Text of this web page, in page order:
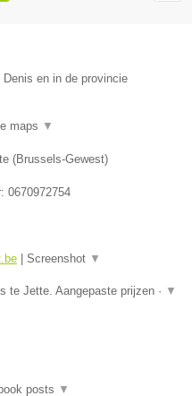
en in de provincie
maps ▼
(Brussels-Gewest)
0670972754
| Screenshot ▼
te Jette. Aangepaste prijzen · ▼
posts ▼